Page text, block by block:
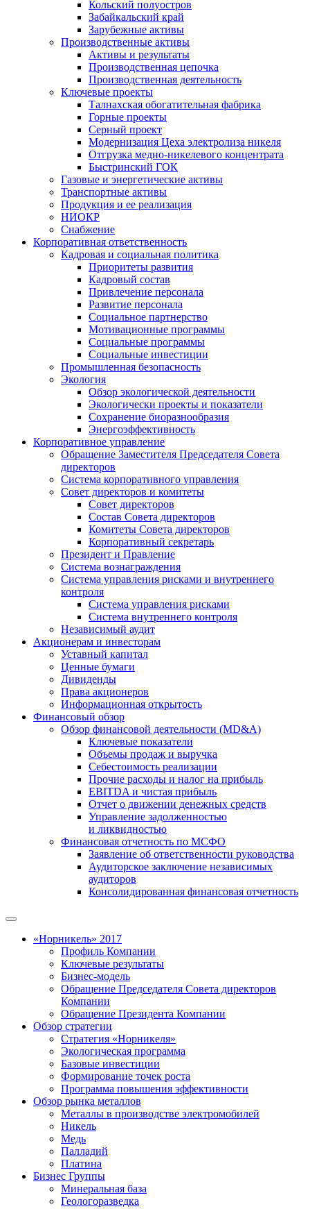
Кольский полуостров
Забайкальский край
Зарубежные активы
Производственные активы
Активы и результаты
Производственная цепочка
Производственная деятельность
Ключевые проекты
Талнахская обогатительная фабрика
Горные проекты
Серный проект
Модернизация Цеха электролиза никеля
Отгрузка медно-никелевого концентрата
Быстринский ГОК
Газовые и энергетические активы
Транспортные активы
Продукция и ее реализация
НИОКР
Снабжение
Корпоративная ответственность
Кадровая и социальная политика
Приоритеты развития
Кадровый состав
Привлечение персонала
Развитие персонала
Социальное партнерство
Мотивационные программы
Социальные программы
Социальные инвестиции
Промышленная безопасность
Экология
Обзор экологической деятельности
Экологически проекты и показатели
Сохранение биоразнообразия
Энергоэффективность
Корпоративное управление
Обращение Заместителя Председателя Совета
директоров
Система корпоративного управления
Совет директоров и комитеты
Совет директоров
Состав Совета директоров
Комитеты Совета директоров
Корпоративный секретарь
Президент и Правление
Система вознаграждения
Система управления рисками и внутреннего
контроля
Система управления рисками
Система внутреннего контроля
Независимый аудит
Акционерам и инвесторам
Уставный капитал
Ценные бумаги
Дивиденды
Права акционеров
Информационная открытость
Финансовый обзор
Обзор финансовой деятельности (MD&A)
Ключевые показатели
Объемы продаж и выручка
Себестоимость реализации
Прочие расходы и налог на прибыль
EBITDA и чистая прибыль
Отчет о движении денежных средств
Управление задолженностью
и ликвидностью
Финансовая отчетность по МСФО
Заявление об ответственности руководства
Аудиторское заключение независимых
аудиторов
Консолидированная финансовая отчетность
«Норникель» 2017
Профиль Компании
Ключевые результаты
Бизнес-модель
Обращение Председателя Совета директоров
Компании
Обращение Президента Компании
Обзор стратегии
Стратегия «Норникеля»
Экологическая программа
Базовые инвестиции
Формирование точек роста
Программа повышения эффективности
Обзор рынка металлов
Металлы в производстве электромобилей
Никель
Медь
Палладий
Платина
Бизнес Группы
Минеральная база
Геологоразведка